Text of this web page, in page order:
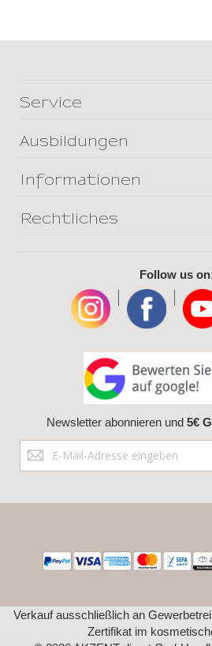
Service
Ausbildungen
Informationen
Rechtliches
Follow us
Newsletter abonnieren und 5€
Anmeldung
zum
Verkauf ausschließlich an
Zertifikat im